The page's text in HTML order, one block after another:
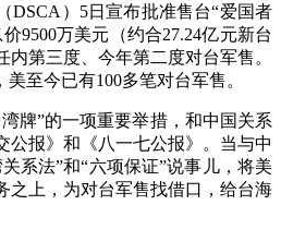
）5日宣布批准售台“爱国者
9500万美元（约合27.24亿元新台
第三度、今年第二度对台军售。
美至今已有100多笔对台军售。
”的一项重要举措，和中国关系
公报》和《八一七公报》。当与中
系法”和“六项保证”说事儿，将美
之上，为对台军售找借口，给台海